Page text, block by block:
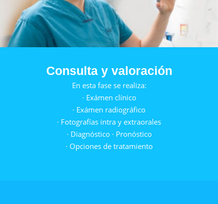
Consulta y valoración
En esta fase se realiza:
· Exámen clínico
· Exámen radiográfico
· Fotografías intra y extraorales
· Diagnóstico · Pronóstico
· Opciones de tratamiento